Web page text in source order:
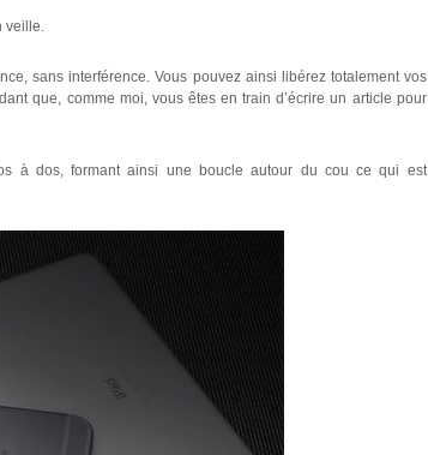
sans interférence. Vous pouvez ainsi libérez totalement vos
que, comme moi, vous êtes en train d’écrire un article pour
à dos, formant ainsi une boucle autour du cou ce qui est